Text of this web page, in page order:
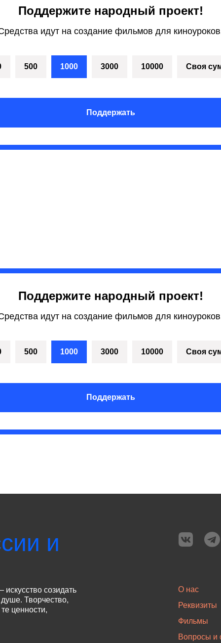
Поддержите народный проект!
идут на создание фильмов для
500 1000 3000 10000 Своя
Поддержать
Поддержите народный проект!
идут на создание фильмов для
500 1000 3000 10000 Своя
Поддержать
и
созидать
Творчество,
ценности,
О нас
Реквизиты
Фильмы
Вопросы и